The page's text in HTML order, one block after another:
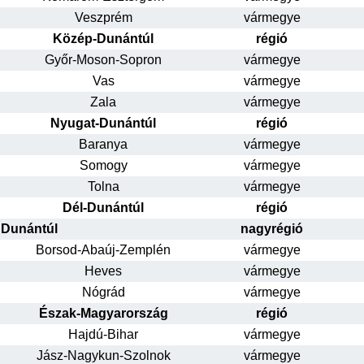
Veszprém
vármegye
Közép-Dunántúl
régió
Győr-Moson-Sopron
vármegye
Vas
vármegye
Zala
vármegye
Nyugat-Dunántúl
régió
Baranya
vármegye
Somogy
vármegye
Tolna
vármegye
Dél-Dunántúl
régió
Dunántúl
nagyrégió
Borsod-Abaúj-Zemplén
vármegye
Heves
vármegye
Nógrád
vármegye
Észak-Magyarország
régió
Hajdú-Bihar
vármegye
Jász-Nagykun-Szolnok
vármegye